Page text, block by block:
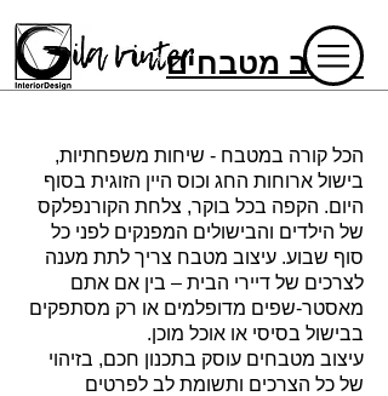
עיצוב מטבחים
הכל קורה במטבח - שיחות משפחתיות,
בישול ארוחות החג וכוס היין הזוגית בסוף
היום. הקפה בכל בוקר, צלחת הקורנפלקס
של הילדים והבישולים המפנקים לפני כל
סוף שבוע. עיצוב מטבח צריך לתת מענה
לצרכים של דיירי הבית – בין אם אתם
מאסטר-שפים מדופלמים או רק מסתפקים
בבישול בסיסי או אוכל מוכן.
עיצוב מטבחים עוסק בתכנון חכם, בזיהוי
של כל הצרכים ותשומת לב לפרטים